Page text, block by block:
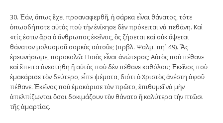
30. Ἐάν, ὅπως ἔχει προαναφερθῆ, ἡ σάρκα εἶναι θάνατος, τότε
ὁπωσδήποτε αὐτὸς ποὺ τὴν ἐνίκησε δὲν πρόκειται νὰ πεθάνη. Καὶ
«τίς ἐστιν ἄρα ὁ ἄνθρωπος ἐκεῖνος, ὃς ζήσεται καὶ οὐκ ὄψεται
θάνατον μολυσμοῦ σαρκὸς αὐτοῦ»; (πρβλ. Ψαλμ. πη´ 49). Ἂς
ἐρευνήσωμε, παρακαλῶ: Ποιὸς εἶναι ἀνώτερος; Αὐτὸς ποὺ πέθανε
καὶ ἔπειτα ἀνεστήθη ἢ αὐτὸς ποὺ δὲν πέθανε καθόλου; Ἐκεῖνος ποὺ
ἐμακάρισε τὸν δεύτερο, εἶπε ψέματα, διότι ὁ Χριστὸς ἀνέστη ἀφοῦ
πέθανε. Ἐκεῖνος ποὺ ἐμακάρισε τὸν πρῶτο, ἐπιθυμεῖ νὰ μὴν
ἀπελπίζωνται ὅσοι δοκιμάζουν τὸν θάνατο ἢ καλύτερα τὴν πτῶσι
τῆς ἁμαρτίας.